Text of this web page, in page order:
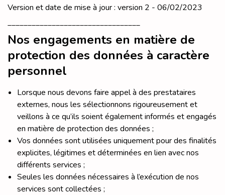
Version et date de mise à jour : version 2 - 06/02/2023
_________________________________
Nos engagements en matière de
protection des données à caractère
personnel
Lorsque nous devons faire appel à des prestataires
externes, nous les sélectionnons rigoureusement et
veillons à ce qu’ils soient également informés et engagés
en matière de protection des données ;
Vos données sont utilisées uniquement pour des finalités
explicites, légitimes et déterminées en lien avec nos
différents services ;
Seules les données nécessaires à l’exécution de nos
services sont collectées ;